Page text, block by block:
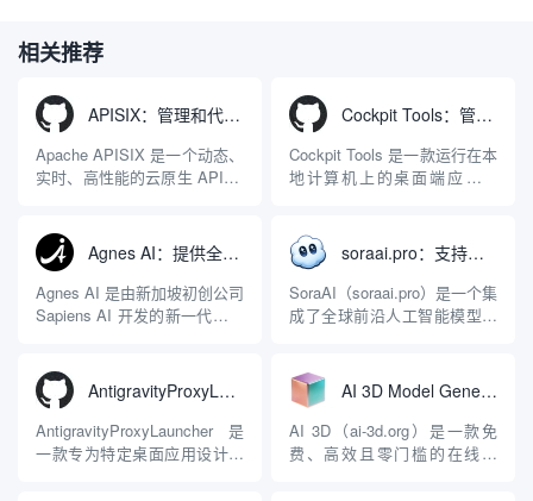
相关推荐
APISIX：管理和代理API及大模型流量的高性能网关
Apache APISIX 是一个动态、
实时、高性能的云原生 API 网
LuaJIT 构建，并在 2019 年作
为顶级开源项目捐赠给
Apache 软件基金会。APISIX
彻底摒...
Cockpit Tools：管理多个AI编程IDE账号与配置多开独立实例的本地桌面应用
Cockpit Tools 是一款运行在本
地计算机上的桌面端应用程
程助手的账号与运行环境而设
计。它目前支持包括
Antigravity IDE、Codex、
GitHub Copilo...
Agnes AI：提供全模态模型免费API、支持图文视频生成与复杂工程执行的智能体平台
Agnes AI 是由新加坡初创公司
Sapiens AI 开发的新一代多模
限制，提供集文本、图像、视
频生成于一体的“全模态”大模
型能力。平台的核心产品矩阵
包括主打自动化工作流的
soraai.pro：支持多模型文字转视频和图像生成的在线创作工具
SoraAI（soraai.pro）是一个集
成了全球前沿人工智能模型的
者、营销人员及广大用户提供
一站式、开箱即用的视觉内容
生成解决方案。网站的核心优
势在于其强大的多模型聚合能
AntigravityProxyLauncher：免TUN全局代理使用Antigravity IDE
AntigravityProxyLauncher 是
一款专为特定桌面应用设计的
AI 3D Model Generator：通过文本和图像快速生成3D模型的在线工具
AI 3D（ai-3d.org）是一款免
费、高效且零门槛的在线AI